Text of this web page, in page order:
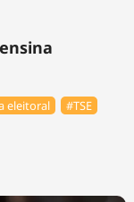
eleitoral
#TSE